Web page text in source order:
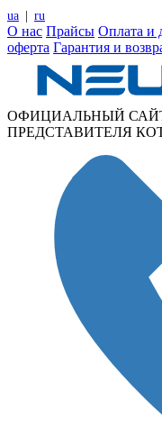
ua ru
О нас Прайсы Оплата и
оферта Гарантия и
ОФИЦИАЛЬНЫЙ
ПРЕДСТАВИТЕЛЯ